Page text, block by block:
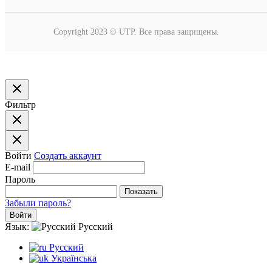
Copyright 2023 © UTP. Все права защищены.
close
Фильтр
close
close
Войти Создать аккаунт
E-mail
Пароль
Показать
Забыли пароль?
Войти
Язык:
Русский
Русский
Українська